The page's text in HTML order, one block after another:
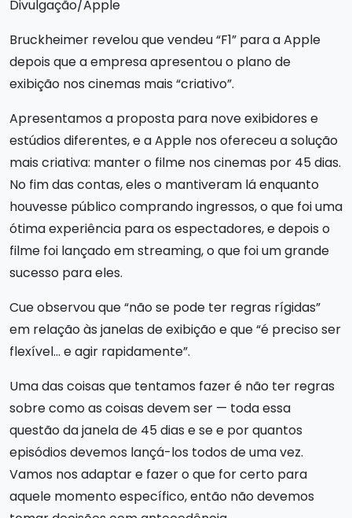
Divulgação/Apple
Bruckheimer revelou que vendeu “F1” para a Apple
depois que a empresa apresentou o plano de
exibição nos cinemas mais “criativo”.
Apresentamos a proposta para nove exibidores e
estúdios diferentes, e a Apple nos ofereceu a solução
mais criativa: manter o filme nos cinemas por 45 dias.
No fim das contas, eles o mantiveram lá enquanto
houvesse público comprando ingressos, o que foi uma
ótima experiência para os espectadores, e depois o
filme foi lançado em streaming, o que foi um grande
sucesso para eles.
Cue observou que “não se pode ter regras rígidas”
em relação às janelas de exibição e que “é preciso ser
flexível… e agir rapidamente”.
Uma das coisas que tentamos fazer é não ter regras
sobre como as coisas devem ser — toda essa
questão da janela de 45 dias e se e por quantos
episódios devemos lançá-los todos de uma vez.
Vamos nos adaptar e fazer o que for certo para
aquele momento específico, então não devemos